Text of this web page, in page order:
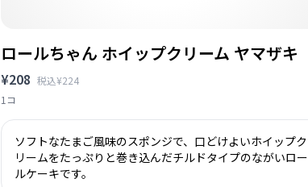
ロールちゃん ホイップクリーム ヤマザキ
¥208 税込¥224
1コ
ソフトなたまご風味のスポンジで、口どけよいホイップク
リームをたっぷりと巻き込んだチルドタイプのながいロー
ルケーキです。